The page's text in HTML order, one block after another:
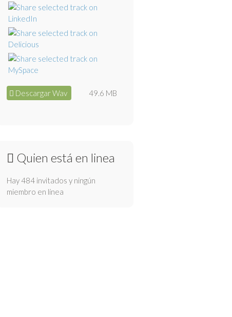
Descargar Wav 49.6 MB
Quien está en linea
Hay 484 invitados y ningún
miembro en línea